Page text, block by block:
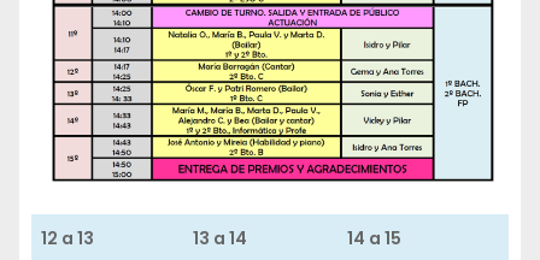
12 a 13 13 a 14 14 a 15